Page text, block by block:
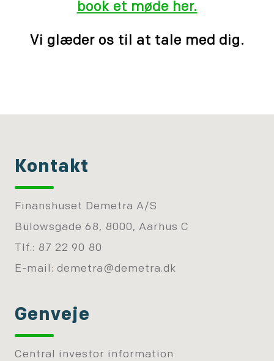
book et møde her.
Vi glæder os til at tale med dig.
Kontakt
Finanshuset Demetra A/S
Bülowsgade 68, 8000, Aarhus C
Tlf.: 87 22 90 80
E-mail: demetra@demetra.dk
Genveje
Central investor information